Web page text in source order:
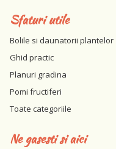
Sfaturi utile
Bolile si daunatorii plantelor
Ghid practic
Planuri gradina
Pomi fructiferi
Toate categoriile
Ne gasesti si aici